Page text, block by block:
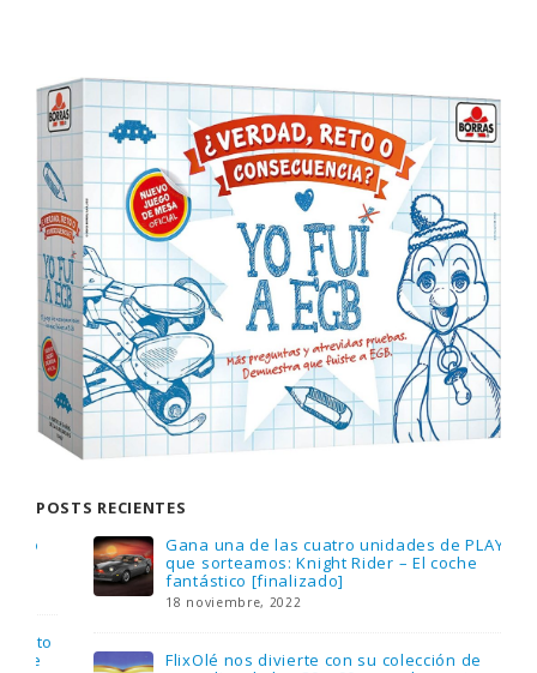
POSTS RECIENTES
Gana una de las cuatro unidades de PLAYMOBIL
que sorteamos: Knight Rider – El coche
fantástico [finalizado]
18 noviembre, 2022
FlixOlé nos divierte con su colección de